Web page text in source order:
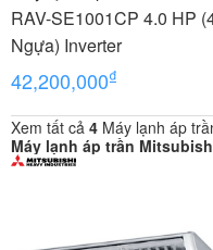
RAV-SE1001CP 4.0 HP
Ngựa) Inverter
42,200,000₫
Xem tất cả 4 Máy lạnh áp
Máy lạnh áp trần